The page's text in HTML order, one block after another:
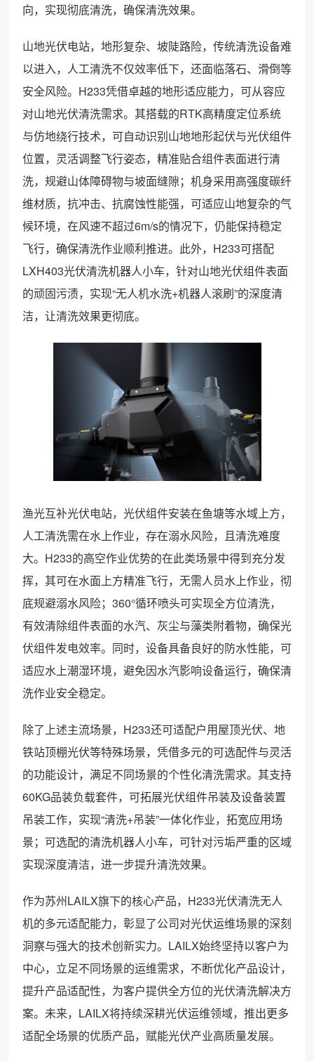
向，实现彻底清洗，确保清洗效果。
山地光伏电站，地形复杂、坡陡路险，传统清洗设备难
以进入，人工清洗不仅效率低下，还面临落石、滑倒等
安全风险。H233凭借卓越的地形适应能力，可从容应
对山地光伏清洗需求。其搭载的RTK高精度定位系统
与仿地绕行技术，可自动识别山地地形起伏与光伏组件
位置，灵活调整飞行姿态，精准贴合组件表面进行清
洗，规避山体障碍物与坡面缝隙；机身采用高强度碳纤
维材质，抗冲击、抗腐蚀性能强，可适应山地复杂的气
候环境，在风速不超过6m/s的情况下，仍能保持稳定
飞行，确保清洗作业顺利推进。此外，H233可搭配
LXH403光伏清洗机器人小车，针对山地光伏组件表面
的顽固污渍，实现“无人机水洗+机器人滚刷”的深度清
洁，让清洗效果更彻底。
渔光互补光伏电站，光伏组件安装在鱼塘等水域上方，
人工清洗需在水上作业，存在溺水风险，且清洗难度
大。H233的高空作业优势的在此类场景中得到充分发
挥，其可在水面上方精准飞行，无需人员水上作业，彻
底规避溺水风险；360°循环喷头可实现全方位清洗，
有效清除组件表面的水汽、灰尘与藻类附着物，确保光
伏组件发电效率。同时，设备具备良好的防水性能，可
适应水上潮湿环境，避免因水汽影响设备运行，确保清
洗作业安全稳定。
除了上述主流场景，H233还可适配户用屋顶光伏、地
铁站顶棚光伏等特殊场景，凭借多元的可选配件与灵活
的功能设计，满足不同场景的个性化清洗需求。其支持
60KG品装负载套件，可拓展光伏组件吊装及设备装置
吊装工作，实现“清洗+吊装”一体化作业，拓宽应用场
景；可选配的清洗机器人小车，可针对污垢严重的区域
实现深度清洁，进一步提升清洗效果。
作为苏州LAILX旗下的核心产品，H233光伏清洗无人
机的多元适配能力，彰显了公司对光伏运维场景的深刻
洞察与强大的技术创新实力。LAILX始终坚持以客户为
中心，立足不同场景的运维需求，不断优化产品设计，
提升产品适配性，为客户提供全方位的光伏清洗解决方
案。未来，LAILX将持续深耕光伏运维领域，推出更多
适配全场景的优质产品，赋能光伏产业高质量发展。